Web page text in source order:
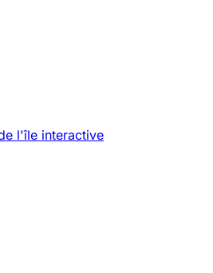
l'île interactive